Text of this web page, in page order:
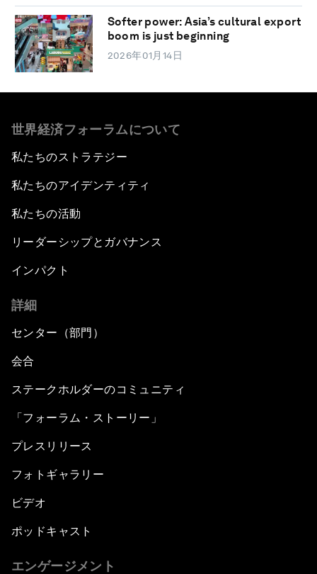
Softer power: Asia’s cultural export
boom is just beginning
2026年01月14日
世界経済フォーラムについて
私たちのストラテジー
私たちのアイデンティティ
私たちの活動
リーダーシップとガバナンス
インパクト
詳細
センター（部門）
会合
ステークホルダーのコミュニティ
「フォーラム・ストーリー」
プレスリリース
フォトギャラリー
ビデオ
ポッドキャスト
エンゲージメント